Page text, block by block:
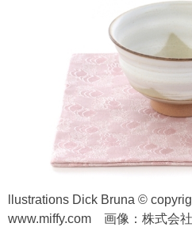
llustrations Dick Bruna ©
www.miffy.com 画像：株式会